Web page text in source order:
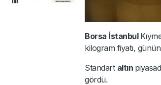
Borsa İstanbul
kilogram fiyatı,
Standart altın
gördü.